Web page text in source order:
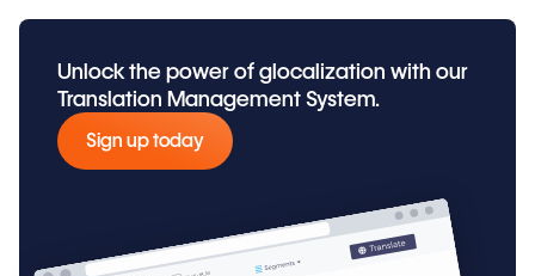
Unlock the power of glocalization with our
Translation Management System.
Sign up today